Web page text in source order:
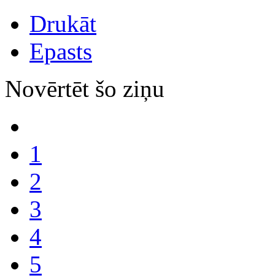
Drukāt
Epasts
Novērtēt šo ziņu
1
2
3
4
5